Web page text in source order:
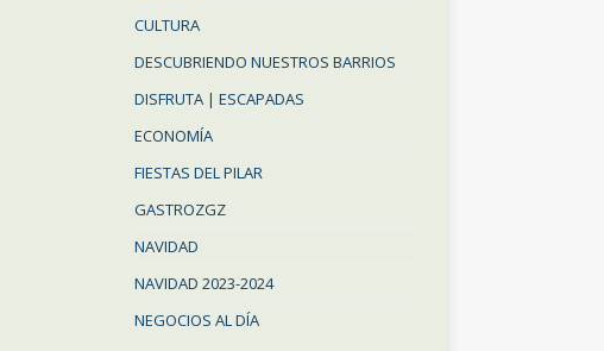
CULTURA
DESCUBRIENDO NUESTROS BARRIOS
DISFRUTA | ESCAPADAS
ECONOMÍA
FIESTAS DEL PILAR
GASTROZGZ
NAVIDAD
NAVIDAD 2023-2024
NEGOCIOS AL DÍA